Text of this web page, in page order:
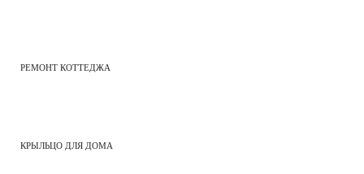
РЕМОНТ КОТТЕДЖА
КРЫЛЬЦО ДЛЯ ДОМА